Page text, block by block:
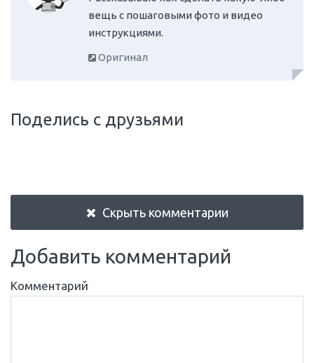
вещь с пошаговыми фото и видео
инструкциями.
Оригинал
Поделись с друзьями
Скрыть комментарии
Добавить комментарий
Комментарий